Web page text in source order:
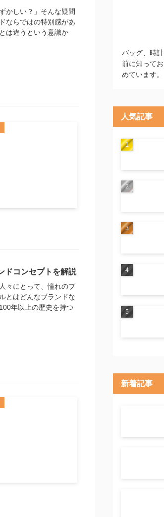
かしい？」そんな疑問
ならではの特別感があ
は違うという意識か
ドコンセプトを解説
々にとって、憧れのブ
とはどんなブランドな
年以上の歴史を持つ
バッグ、時
前に知って
めています。
人気記事
新着記事